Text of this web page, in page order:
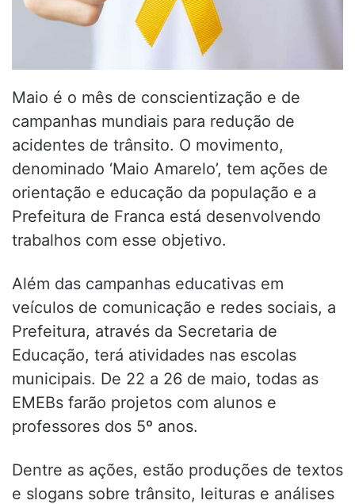
Maio é o mês de conscientização e de
campanhas mundiais para redução de
acidentes de trânsito. O movimento,
denominado ‘Maio Amarelo’, tem ações de
orientação e educação da população e a
Prefeitura de Franca está desenvolvendo
trabalhos com esse objetivo.
Além das campanhas educativas em
veículos de comunicação e redes sociais, a
Prefeitura, através da Secretaria de
Educação, terá atividades nas escolas
municipais. De 22 a 26 de maio, todas as
EMEBs farão projetos com alunos e
professores dos 5º anos.
Dentre as ações, estão produções de textos
e slogans sobre trânsito, leituras e análises